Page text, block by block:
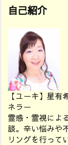
自己紹介
【ユーキ】星
ネラー
霊感・霊視によ
談。辛い悩みや
リングを行って